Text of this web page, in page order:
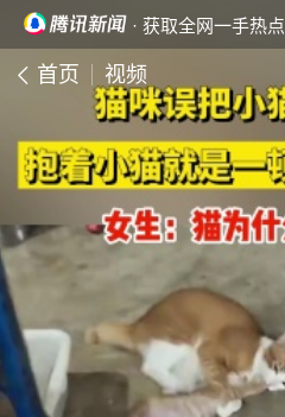
· 获取全网一手热点
首页 视频